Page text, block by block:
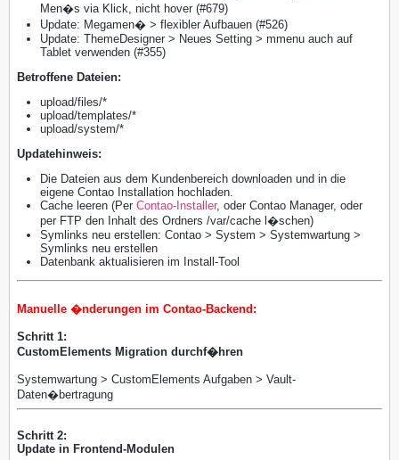
Men�s via Klick, nicht hover (#679)
Update: Megamen� > flexibler Aufbauen (#526)
Update: ThemeDesigner > Neues Setting > mmenu auch auf
Tablet verwenden (#355)
​Betroffene Dateien:
upload/files/*
upload/templates/*
upload/system/*
Updatehinweis:
Die Dateien aus dem Kundenbereich downloaden und in die
eigene Contao Installation hochladen.
Cache leeren (Per Contao-Installer, oder Contao Manager, oder
per FTP den Inhalt des Ordners /var/cache l�schen)
Symlinks neu erstellen: Contao > System > Systemwartung >
Symlinks neu erstellen
Datenbank aktualisieren im Install-Tool
Manuelle �nderungen im Contao-Backend:
Schritt 1:
CustomElements Migration durchf�hren
Systemwartung > CustomElements Aufgaben > Vault-
Daten�bertragung
Schritt 2:
Update in Frontend-Modulen